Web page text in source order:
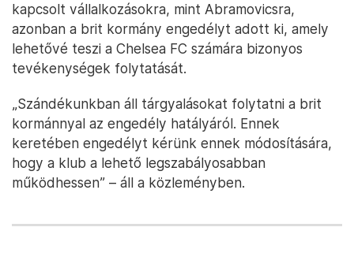
kapcsolt vállalkozásokra, mint Abramovicsra,
azonban a brit kormány engedélyt adott ki, amely
lehetővé teszi a Chelsea FC számára bizonyos
tevékenységek folytatását.
„Szándékunkban áll tárgyalásokat folytatni a brit
kormánnyal az engedély hatályáról. Ennek
keretében engedélyt kérünk ennek módosítására,
hogy a klub a lehető legszabályosabban
működhessen” – áll a közleményben.